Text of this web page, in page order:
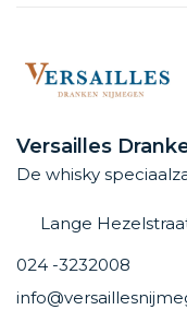
Versailles
De whisky
Lange
024 -3232008